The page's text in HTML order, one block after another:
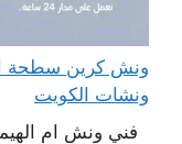
ونشات الكويت
فني ونش ام